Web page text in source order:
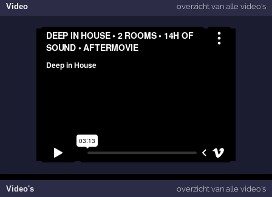
Video overzicht van alle video's
Video's overzicht van alle video's